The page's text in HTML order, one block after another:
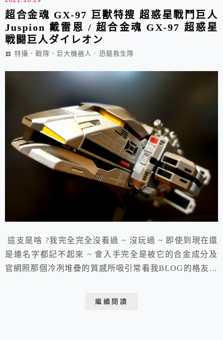
超合金魂 GX-97 巨獸特搜 超惑星戰鬥巨人
Juspion 戴雷恩 / 超合金魂 GX-97 超惑星
戦闘巨人ダイレオン
特攝．戰隊．巨大機器人．恐龍救生隊
這支是啥 ?我完全完全沒看過 ~ 沒玩過 ~ 即使到現在還
是連名字都記不起來 ~ 會入手完全是被它的合金成分及
官網照那個冷冽堆疊的質感所吸引常看我BLOG的格友應
繼續閱讀